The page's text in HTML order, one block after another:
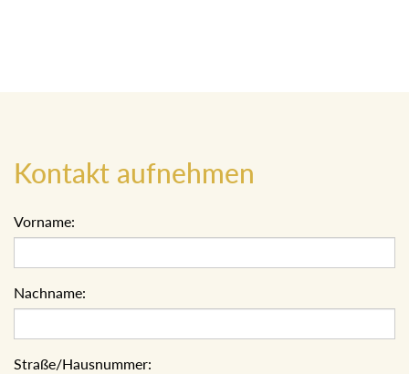
Kontakt aufnehmen
Vorname:
Nachname:
Straße/Hausnummer: